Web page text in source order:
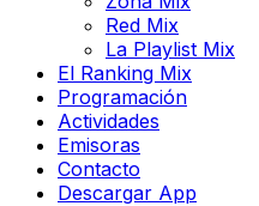
Red Mix
La Playlist Mix
El Ranking Mix
Programación
Actividades
Emisoras
Contacto
Descargar App